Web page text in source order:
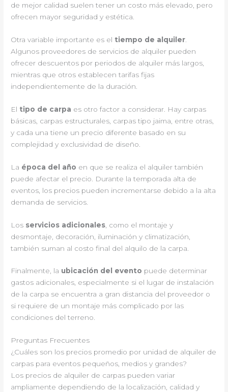
de mejor calidad suelen tener un costo más elevado, pero
ofrecen mayor seguridad y estética.
Otra variable importante es el tiempo de alquiler
Algunos proveedores de servicios de alquiler pueden
ofrecer descuentos por periodos de alquiler más largos,
mientras que otros establecen tarifas fijas
independientemente de la duración.
El tipo de carpa es otro factor a considerar. Hay carpas
básicas, carpas estructurales, carpas tipo jaima, entre otras,
y cada una tiene un precio diferente basado en su
complejidad y exclusividad de diseño.
La época del año en que se realiza el alquiler también
puede afectar el precio. Durante la temporada alta de
eventos, los precios pueden incrementarse debido a la alta
demanda de servicios.
Los servicios adicionales , como el montaje y
desmontaje, decoración, iluminación y climatización,
también suman al costo final del alquilo de la carpa.
Finalmente, la ubicación del evento puede determinar
gastos adicionales, especialmente si el lugar de instalación
de la carpa se encuentra a gran distancia del proveedor o
si requiere de un montaje más complicado por las
condiciones del terreno.
Preguntas Frecuentes
¿Cuáles son los precios promedio por unidad de alquiler de
carpas para eventos pequeños, medios y grandes?
Los precios de alquiler de carpas pueden variar
ampliamente dependiendo de la localización, calidad y